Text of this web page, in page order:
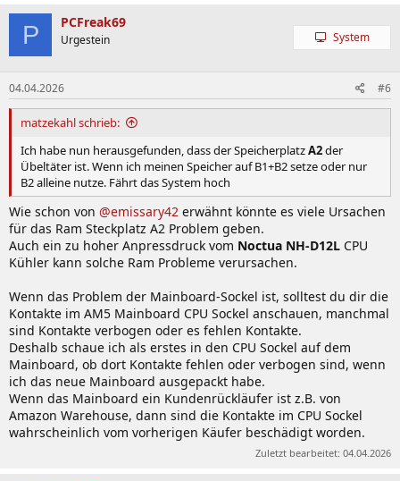
k
t
o
n
e
n
:
P PCFreak69
Urgestein System
04.04.2026 #6
matzekahl schrieb:
Ich habe nun herausgefunden, dass der SpeicherplatzA2der
Übeltäter ist. Wenn ich meinen Speicher auf B1+B2 setze oder nur
B2 alleine nutze. Fährt das System hoch
Wie schon von @emissary42 erwähnt könnte es viele Ursachen
für das Ram Steckplatz A2 Problem geben.
Auch ein zu hoher Anpressdruck vom Noctua NH-D12L CPU
Kühler kann solche Ram Probleme verursachen.
Wenn das Problem der Mainboard-Sockel ist, solltest du dir die
Kontakte im AM5 Mainboard CPU Sockel anschauen, manchmal
sind Kontakte verbogen oder es fehlen Kontakte.
Deshalb schaue ich als erstes in den CPU Sockel auf dem
Mainboard, ob dort Kontakte fehlen oder verbogen sind, wenn
ich das neue Mainboard ausgepackt habe.
Wenn das Mainboard ein Kundenrückläufer ist z.B. von
Amazon Warehouse, dann sind die Kontakte im CPU Sockel
wahrscheinlich vom vorherigen Käufer beschädigt worden.
Zuletzt bearbeitet: 04.04.2026